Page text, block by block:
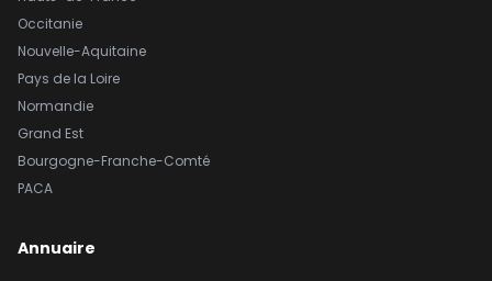
Occitanie
Nouvelle-Aquitaine
Pays de la Loire
Normandie
Grand Est
Bourgogne-Franche-Comté
PACA
Annuaire